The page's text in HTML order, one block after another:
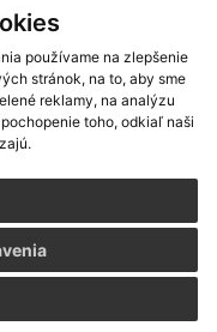
používame na zlepšenie
stránok, na to, aby sme
reklamy, na analýzu
toho, odkiaľ naši